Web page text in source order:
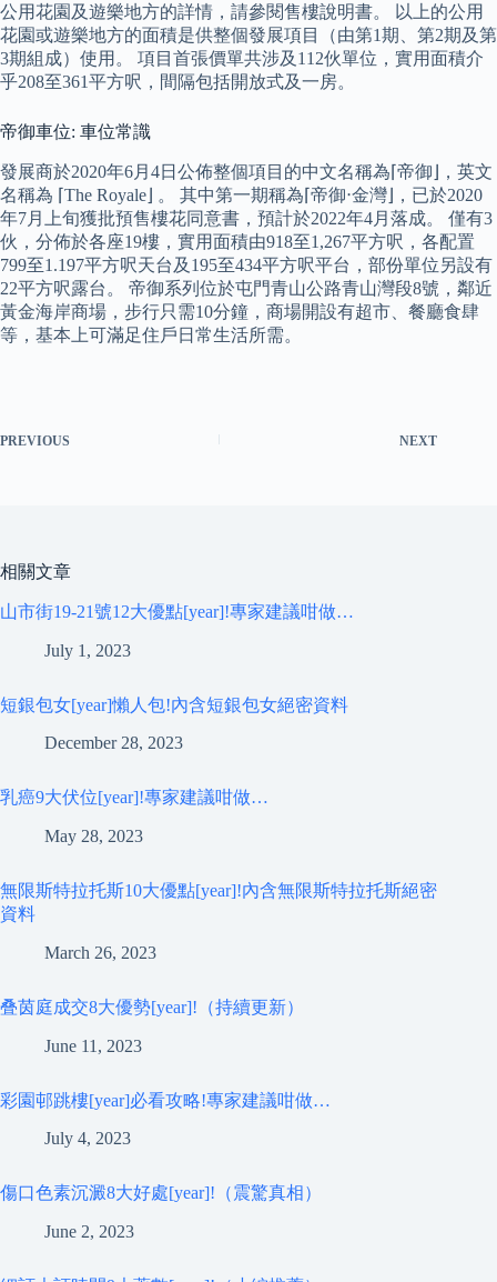
公用花園及遊樂地方的詳情，請參閱售樓說明書。 以上的公用
花園或遊樂地方的面積是供整個發展項目（由第1期、第2期及第
3期組成）使用。 項目首張價單共涉及112伙單位，實用面積介
乎208至361平方呎，間隔包括開放式及一房。
帝御車位: 車位常識
發展商於2020年6月4日公佈整個項目的中文名稱為⌈帝御⌋，英文
名稱為 ⌈The Royale⌋ 。 其中第一期稱為⌈帝御‧金灣⌋，已於2020
年7月上旬獲批預售樓花同意書，預計於2022年4月落成。 僅有3
伙，分佈於各座19樓，實用面積由918至1,267平方呎，各配置
799至1.197平方呎天台及195至434平方呎平台，部份單位另設有
22平方呎露台。 帝御系列位於屯門青山公路青山灣段8號，鄰近
黃金海岸商場，步行只需10分鐘，商場開設有超市、餐廳食肆
等，基本上可滿足住戶日常生活所需。
PREVIOUS NEXT
相關文章
山市街19-21號12大優點[year]!專家建議咁做…
July 1, 2023
短銀包女[year]懶人包!內含短銀包女絕密資料
December 28, 2023
乳癌9大伏位[year]!專家建議咁做…
May 28, 2023
無限斯特拉托斯10大優點[year]!內含無限斯特拉托斯絕密
資料
March 26, 2023
叠茵庭成交8大優勢[year]!（持續更新）
June 11, 2023
彩園邨跳樓[year]必看攻略!專家建議咁做…
July 4, 2023
傷口色素沉澱8大好處[year]!（震驚真相）
June 2, 2023